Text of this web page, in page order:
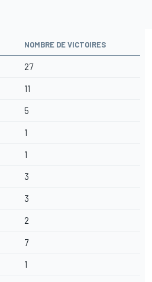
NOMBRE DE VICTOIRES
27
11
5
1
1
3
3
2
7
1